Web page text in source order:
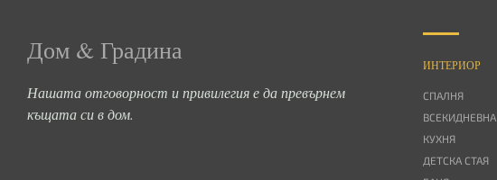
Дом & Градина
Нашата отговорност и привилегия е да превърнем
къщата си в дом.
ИНТЕРИОР
СПАЛНЯ
ВСЕКИДНЕВНА
КУХНЯ
ДЕТСКА СТАЯ